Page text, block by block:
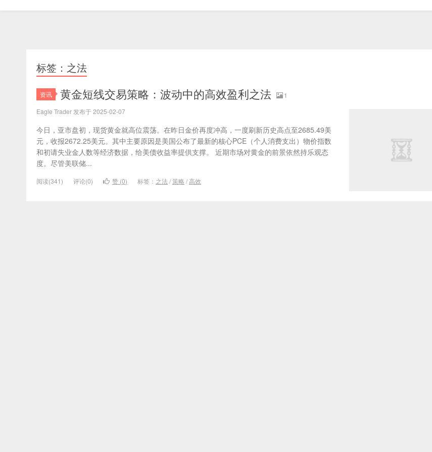
标签：之法
资讯 ​黄金短线交易策略：波动中的高效盈利之法
1
Eagle Trader 发布于 2025-02-07
今日，亚市盘初，现货黄金就高位震荡。在昨日金价再度冲高，一度刷新历史高点至2685.49美
元，收报2672.25美元。其中主要原因是美国公布了最新的核心PCE（个人消费支出）物价指数
和初请失业金人数等经济数据，给美债收益率提供支撑。 近期市场对黄金的前景依然持乐观态
度。尽管美联储...
阅读(341) 评论(0) 赞 (0) 标签： 之法 /策略 /高效